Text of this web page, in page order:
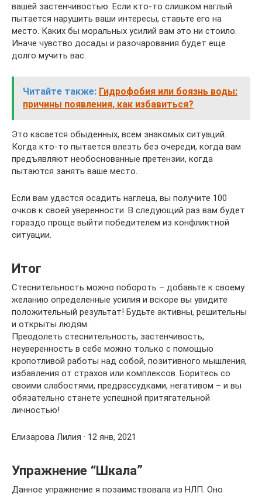
вашей застенчивостью. Если кто-то слишком наглый
пытается нарушить ваши интересы, ставьте его на
место. Каких бы моральных усилий вам это ни стоило.
Иначе чувство досады и разочарования будет еще
долго мучить вас.
Читайте также: Гидрофобия или боязнь воды:
причины появления, как избавиться?
Это касается обыденных, всем знакомых ситуаций.
Когда кто-то пытается влезть без очереди, когда вам
предъявляют необоснованные претензии, когда
пытаются занять ваше место.
Если вам удастся осадить наглеца, вы получите 100
очков к своей уверенности. В следующий раз вам будет
гораздо проще выйти победителем из конфликтной
ситуации.
Итог
Стеснительность можно побороть – добавьте к своему
желанию определенные усилия и вскоре вы увидите
положительный результат! Будьте активны, решительны
и открыты людям.
Преодолеть стеснительность, застенчивость,
неуверенность в себе можно только с помощью
кропотливой работы над собой, позитивного мышления,
избавления от страхов или комплексов. Боритесь со
своими слабостями, предрассудками, негативом – и вы
обязательно станете успешной притягательной
личностью!
Елизарова Лилия · 12 янв, 2021
Упражнение “Шкала”
Данное упражнение я позаимствовала из НЛП. Оно